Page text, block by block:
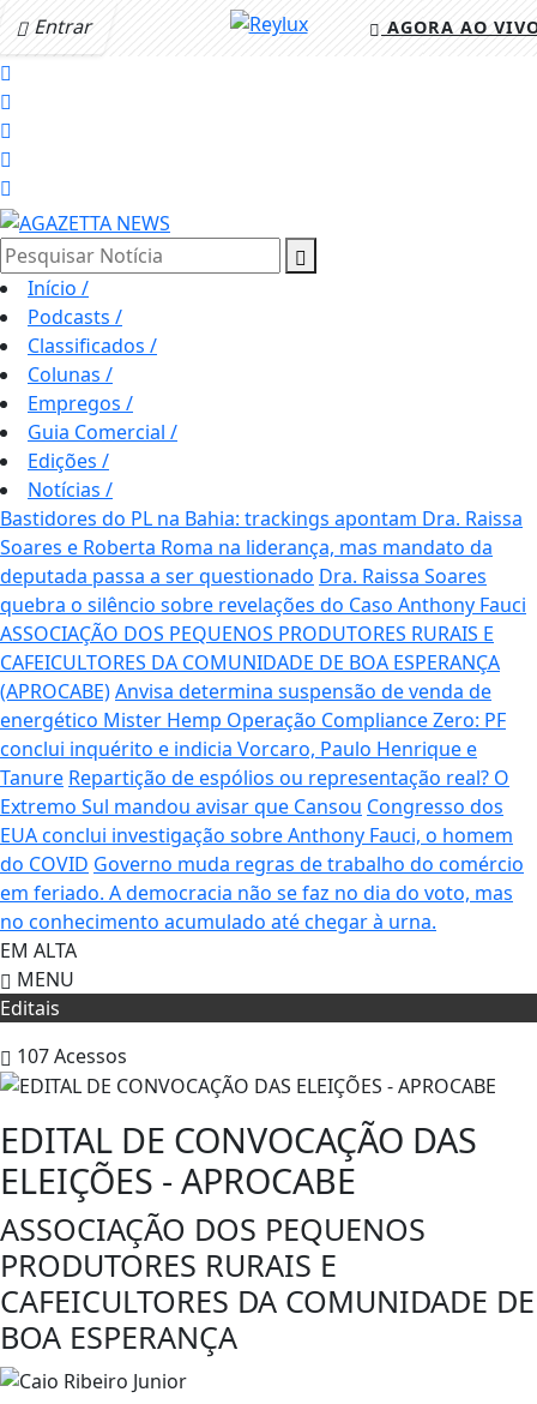
Entrar AGORA AO
Pesquisar Notícia
Início /
Podcasts /
Classificados /
Colunas /
Empregos /
Guia Comercial /
Edições /
Notícias /
Bastidores do PL na Bahia: trackings apontam Dra. Raissa
Soares e Roberta Roma na liderança, mas mandato da
deputada passa a ser questionado Dra. Raissa Soares
quebra o silêncio sobre revelações do Caso Anthony Fauci
ASSOCIAÇÃO DOS PEQUENOS PRODUTORES RURAIS E
CAFEICULTORES DA COMUNIDADE DE BOA ESPERANÇA
(APROCABE)Anvisa determina suspensão de venda de
energético Mister Hemp Operação Compliance Zero: PF
conclui inquérito e indicia Vorcaro, Paulo Henrique e
Tanure Repartição de espólios ou representação real? O
Extremo Sul mandou avisar que Cansou Congresso dos
EUA conclui investigação sobre Anthony Fauci, o homem
do COVID Governo muda regras de trabalho do comércio
em feriado. A democracia não se faz no dia do voto, mas
no conhecimento acumulado até chegar à urna.
EM ALTA
MENU
Editais
107Acessos
EDITAL DE CONVOCAÇÃO DAS
ELEIÇÕES - APROCABE
ASSOCIAÇÃO DOS PEQUENOS
PRODUTORES RURAIS E
CAFEICULTORES DA COMUNIDADE DE
BOA ESPERANÇA